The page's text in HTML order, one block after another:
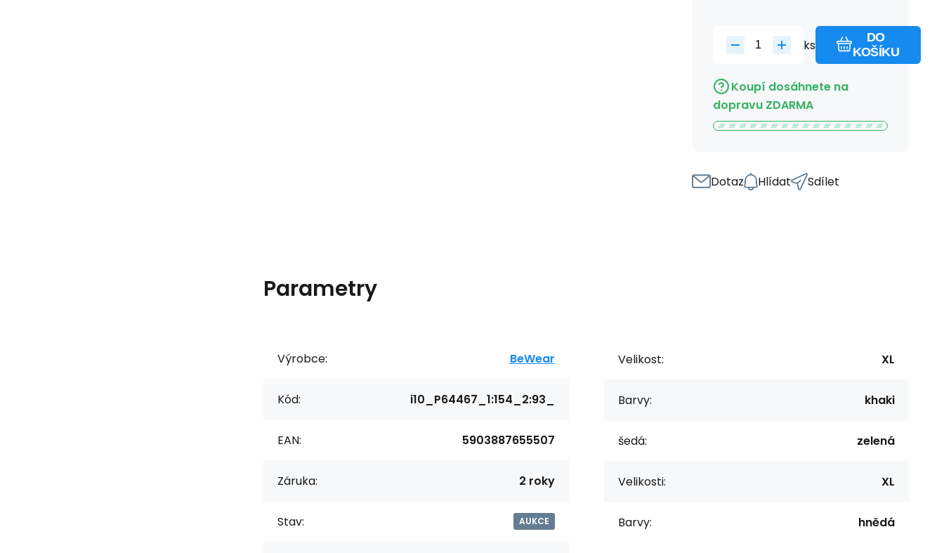
ks
DO
KOŠÍKU
Koupí dosáhnete na
dopravu ZDARMA
Dotaz Hlídat Sdílet
Parametry
Výrobce: BeWear
Kód: i10_P64467_1:154_2:93_
EAN: 5903887655507
Záruka: 2 roky
Stav: AUKCE
Velikost: XL
Barvy: khaki
šedá: zelená
Velikosti: XL
Barvy: hnědá